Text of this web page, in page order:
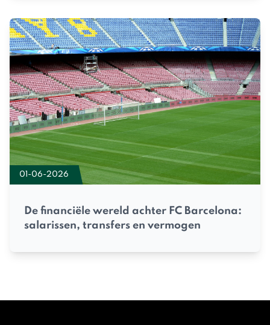
01-06-2026
De financiële wereld achter FC Barcelona:
salarissen, transfers en vermogen